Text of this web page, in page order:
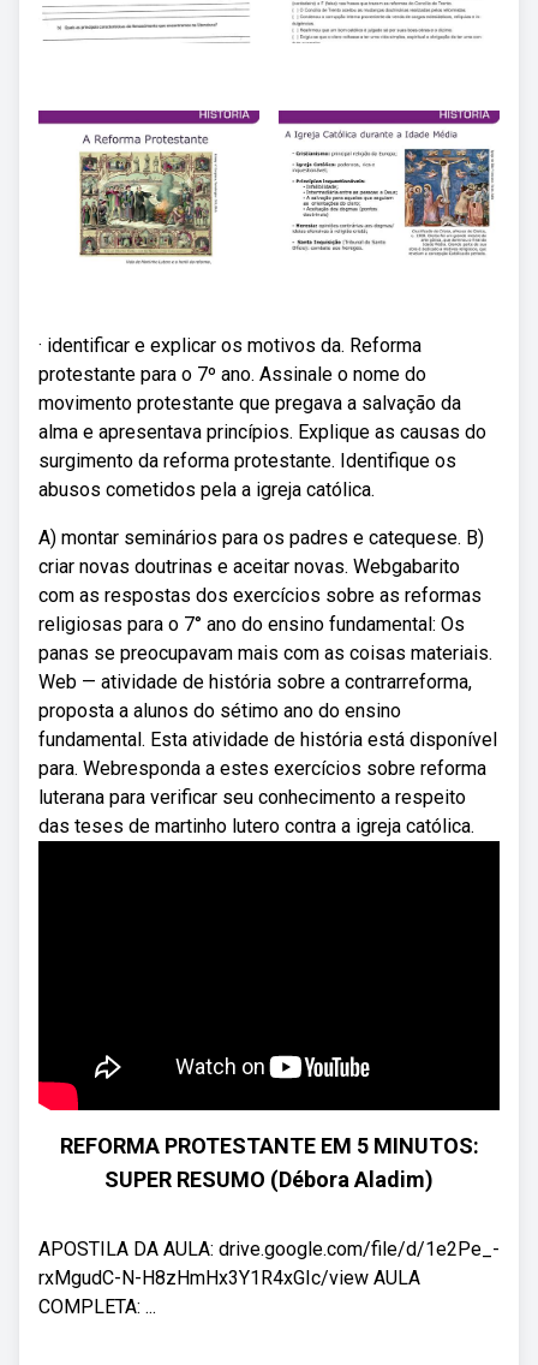
· identificar e explicar os motivos da. Reforma
protestante para o 7º ano. Assinale o nome do
movimento protestante que pregava a salvação da
alma e apresentava princípios. Explique as causas do
surgimento da reforma protestante. Identifique os
abusos cometidos pela a igreja católica.
A) montar seminários para os padres e catequese. B)
criar novas doutrinas e aceitar novas. Webgabarito
com as respostas dos exercícios sobre as reformas
religiosas para o 7° ano do ensino fundamental: Os
panas se preocupavam mais com as coisas materiais.
Web — atividade de história sobre a contrarreforma,
proposta a alunos do sétimo ano do ensino
fundamental. Esta atividade de história está disponível
para. Webresponda a estes exercícios sobre reforma
luterana para verificar seu conhecimento a respeito
das teses de martinho lutero contra a igreja católica.
REFORMA PROTESTANTE EM 5 MINUTOS:
SUPER RESUMO (Débora Aladim)
APOSTILA DA AULA: drive.google.com/file/d/1e2Pe_-
rxMgudC-N-H8zHmHx3Y1R4xGIc/view AULA
COMPLETA: ...